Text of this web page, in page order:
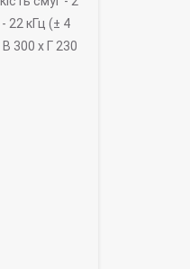
22 кГц (± 4
300 x Г 230